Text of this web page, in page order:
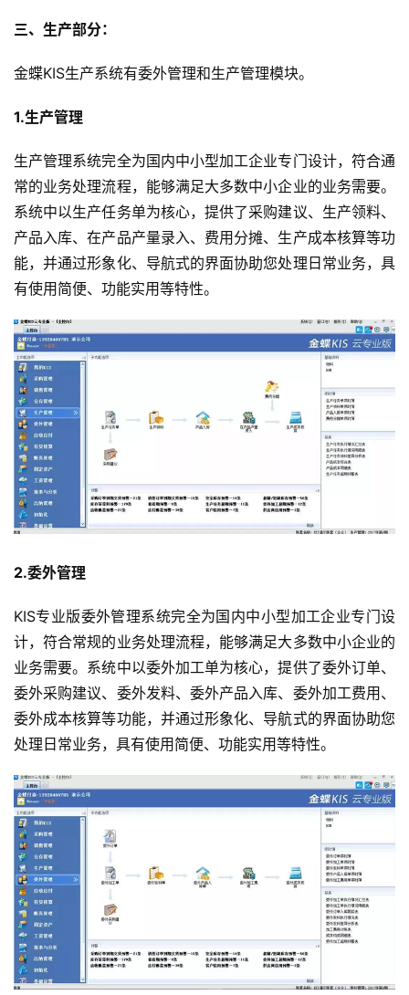
三、生产部分：
金蝶KIS生产系统有委外管理和生产管理模块。
1.生产管理
生产管理系统完全为国内中小型加工企业专门设计，符合通
常的业务处理流程，能够满足大多数中小企业的业务需要。
系统中以生产任务单为核心，提供了采购建议、生产领料、
产品入库、在产品产量录入、费用分摊、生产成本核算等功
能，并通过形象化、导航式的界面协助您处理日常业务，具
有使用简便、功能实用等特性。
2.委外管理
KIS专业版委外管理系统完全为国内中小型加工企业专门设
计，符合常规的业务处理流程，能够满足大多数中小企业的
业务需要。系统中以委外加工单为核心，提供了委外订单、
委外采购建议、委外发料、委外产品入库、委外加工费用、
委外成本核算等功能，并通过形象化、导航式的界面协助您
处理日常业务，具有使用简便、功能实用等特性。